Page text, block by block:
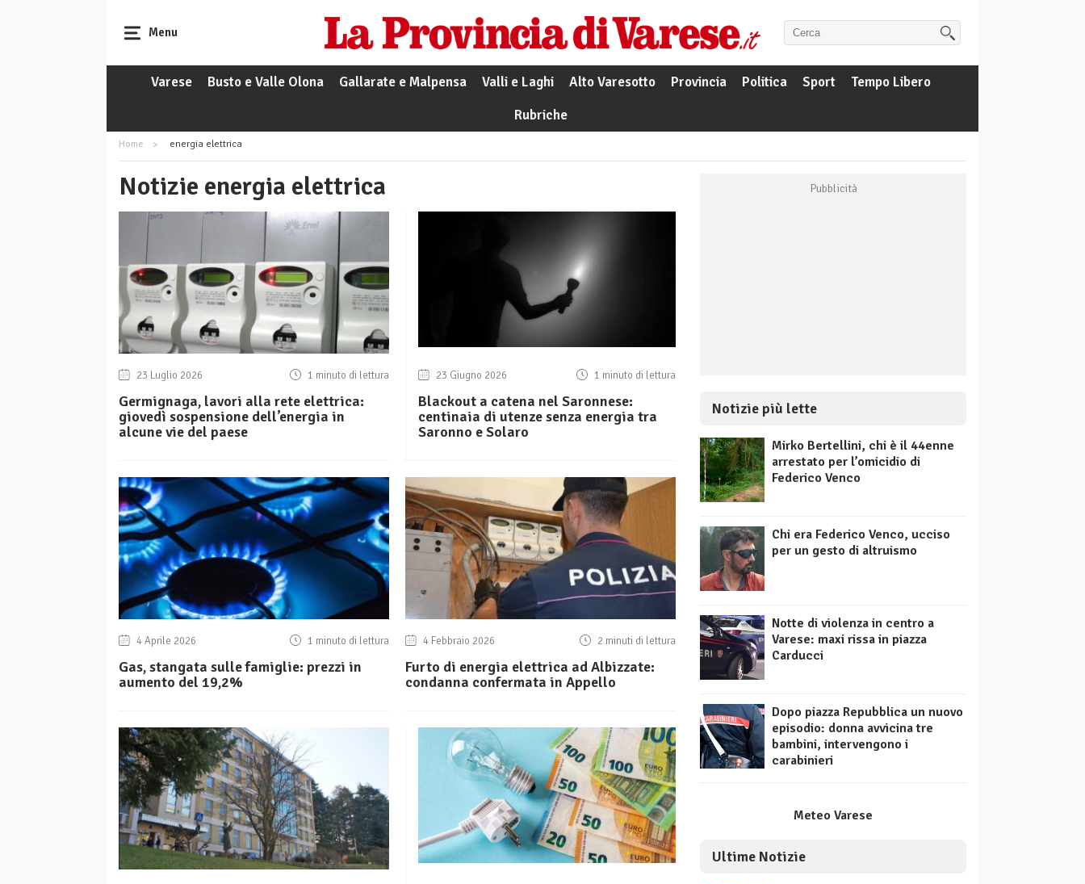
Menu
Varese Busto e Valle Olona Gallarate e Malpensa Valli e Laghi Alto Varesotto Provincia Politica Sport
Tempo Libero
Rubriche
Home energia elettrica
Notizie energia elettrica
23 Luglio 2026 1 minuto di lettura
Germignaga, lavori alla rete elettrica:
giovedì sospensione dell’energia in
alcune vie del paese
23 Giugno 2026 1 minuto di lettura
Blackout a catena nel Saronnese:
centinaia di utenze senza energia tra
Saronno e Solaro
4 Aprile 2026 1 minuto di lettura
Gas, stangata sulle famiglie: prezzi in
aumento del 19,2%
4 Febbraio 2026 2 minuti di lettura
Furto di energia elettrica ad Albizzate:
condanna confermata in Appello
Notizie più lette
Mirko Bertellini, chi è il 44enne
arrestato per l’omicidio di
Federico Venco
Chi era Federico Venco, ucciso
per un gesto di altruismo
Notte di violenza in centro a
Varese: maxi rissa in piazza
Carducci
Dopo piazza Repubblica un nuovo
episodio: donna avvicina tre
bambini, intervengono i
carabinieri
Meteo Varese
Ultime Notizie